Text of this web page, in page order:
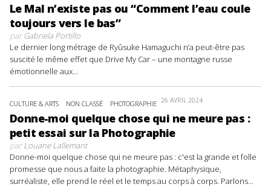
Le Mal n’existe pas ou “Comment l’eau coule
toujours vers le bas”
parGabriela Portillo
Le dernier long métrage de Ryûsuke Hamaguchi n’a peut-être pas
suscité le même effet que Drive My Car – une montagne russe
émotionnelle aux...
CULTURE & ARTS NON CLASSÉ PHOTOGRAPHIE 26 AVRIL 2024
Donne-moi quelque chose qui ne meure pas :
petit essai sur la Photographie
parLouane Lallemant
Donne-moi quelque chose qui ne meure pas : c'est la grande et folle
promesse que nous a faite la photographie. Métaphysique,
surréaliste, elle prend le réel et le temps au corps à corps. Parlons...